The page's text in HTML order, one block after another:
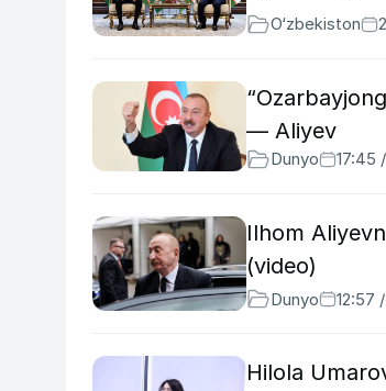
O‘zbekiston
— Aliyev
Dunyo 17:45
Ilhom
(video)
Dunyo 12:57
Hilola